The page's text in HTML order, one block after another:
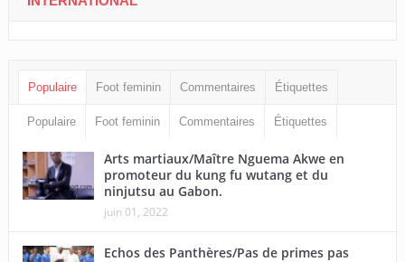
Populaire Foot feminin Commentaires Étiquettes
Populaire Foot feminin Commentaires Étiquettes
Arts martiaux/Maître Nguema Akwe en
promoteur du kung fu wutang et du
ninjutsu au Gabon.
juin 01, 2022
Echos des Panthères/Pas de primes pas